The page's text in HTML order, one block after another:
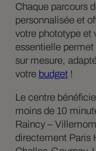
Chaque parcours
personnalisée et
votre phototype et
essentielle
sur mesure,
votre budget!
Le centre
moins de 10
Raincy –
directement Paris